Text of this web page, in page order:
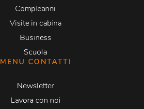
Compleanni
Visite in cabina
Business
Scuola
MENU CONTATTI
Newsletter
Lavora con noi